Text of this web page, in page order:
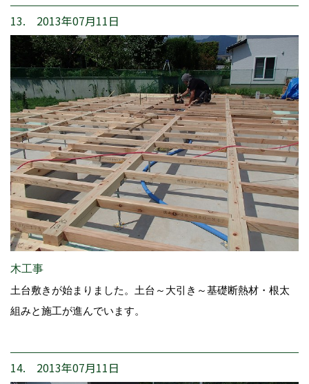
13. 2013年07月11日
木工事
土台敷きが始まりました。土台～大引き～基礎断熱材・根太
組みと施工が進んでいます。
14. 2013年07月11日